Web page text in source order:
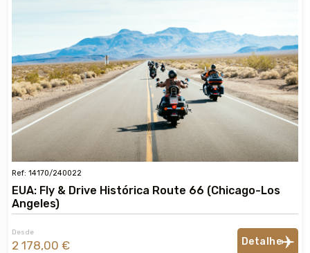
Ref: 14170/240022
EUA: Fly & Drive Histórica Route 66 (Chicago-Los
Angeles)
Desde
2 178,00 € Detalhe